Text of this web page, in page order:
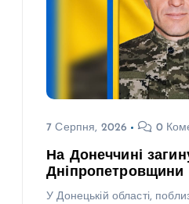
7 Серпня, 2026 0
На Донеччині
Дніпропетровщини
У Донецькій області,